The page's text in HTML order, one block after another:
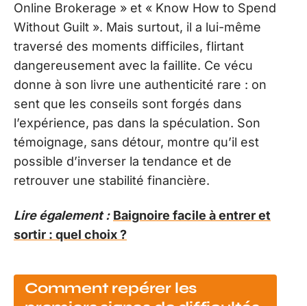
Online Brokerage » et « Know How to Spend
Without Guilt ». Mais surtout, il a lui-même
traversé des moments difficiles, flirtant
dangereusement avec la faillite. Ce vécu
donne à son livre une authenticité rare : on
sent que les conseils sont forgés dans
l’expérience, pas dans la spéculation. Son
témoignage, sans détour, montre qu’il est
possible d’inverser la tendance et de
retrouver une stabilité financière.
Lire également : Baignoire facile à entrer et
sortir : quel choix ?
Comment repérer les